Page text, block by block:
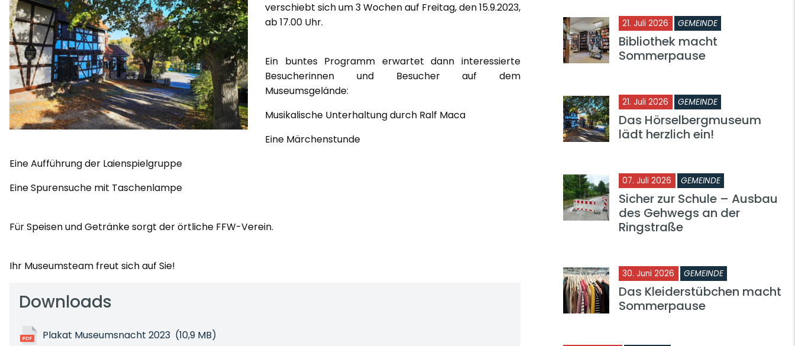
verschiebt sich um 3 Wochen auf Freitag, den 15.9.2023,
ab 17.00 Uhr.
Ein buntes Programm erwartet dann interessierte
Besucherinnen und Besucher auf dem
Museumsgelände:
Musikalische Unterhaltung durch Ralf Maca
Eine Märchenstunde
Eine Aufführung der Laienspielgruppe
Eine Spurensuche mit Taschenlampe
Für Speisen und Getränke sorgt der örtliche FFW-Verein.
Ihr Museumsteam freut sich auf Sie!
Downloads
Plakat Museumsnacht 2023 (10,9 MB)
21. Juli 2026 GEMEINDE
Bibliothek macht
Sommerpause
21. Juli 2026 GEMEINDE
Das Hörselbergmuseum
lädt herzlich ein!
07. Juli 2026 GEMEINDE
Sicher zur Schule – Ausbau
des Gehwegs an der
Ringstraße
30. Juni 2026 GEMEINDE
Das Kleiderstübchen macht
Sommerpause